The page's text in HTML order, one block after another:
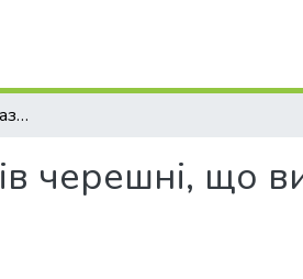
Аналіз біохімічних показників свіжих плодів черешні, що вирощені в умовах півдня України
черешні, що